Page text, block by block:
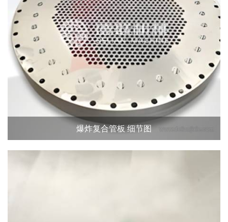
爆炸复合管板 细节图